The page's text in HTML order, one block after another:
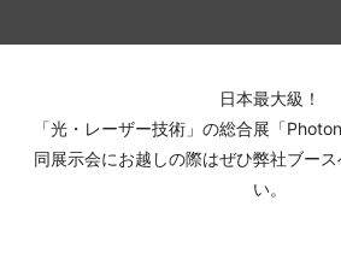
日本最大級！
「光・レーザー技術」の総合展「
同展示会にお越しの際はぜひ弊社ブー
い。